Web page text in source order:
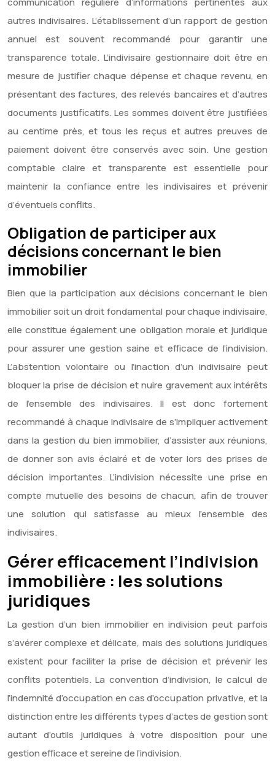
autres indivisaires. L’établissement d’un rapport de gestion
annuel est souvent recommandé pour garantir une
transparence totale. L’indivisaire gestionnaire doit être en
mesure de justifier chaque dépense et chaque revenu, en
présentant des factures, des relevés bancaires et d’autres
documents justificatifs. Les sommes doivent être justifiées
au centime près, et tous les reçus et autres preuves de
paiement doivent être conservés avec soin. Une gestion
comptable claire et transparente est essentielle pour
maintenir la confiance entre les indivisaires et prévenir
d’éventuels conflits.
Obligation de participer aux
décisions concernant le bien
immobilier
Bien que la participation aux décisions concernant le bien
immobilier soit un droit fondamental pour chaque indivisaire,
elle constitue également une obligation morale et juridique
pour assurer une gestion saine et efficace de l’indivision.
L’abstention volontaire ou l’inaction d’un indivisaire peut
bloquer la prise de décision et nuire gravement aux intérêts
de l’ensemble des indivisaires. Il est donc fortement
recommandé à chaque indivisaire de s’impliquer activement
dans la gestion du bien immobilier, d’assister aux réunions,
de donner son avis éclairé et de voter lors des prises de
décision importantes. L’indivision nécessite une prise en
compte mutuelle des besoins de chacun, afin de trouver
une solution qui satisfasse au mieux l’ensemble des
indivisaires.
Gérer efficacement l’indivision
immobilière : les solutions
juridiques
La gestion d’un bien immobilier en indivision peut parfois
s’avérer complexe et délicate, mais des solutions juridiques
existent pour faciliter la prise de décision et prévenir les
conflits potentiels. La convention d’indivision, le calcul de
l’indemnité d’occupation en cas d’occupation privative, et la
distinction entre les différents types d’actes de gestion sont
autant d’outils juridiques à votre disposition pour une
gestion efficace et sereine de l’indivision.